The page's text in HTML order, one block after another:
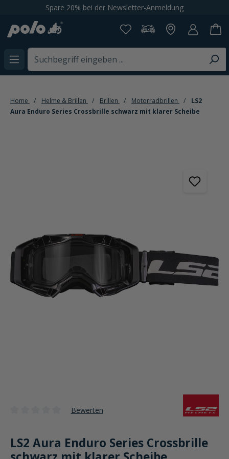
springenSpare 20% bei der Newsletter-Anmeldung
Home Helme & Brillen Brillen Motorradbrillen
LS2
Aura Enduro Series Crossbrille schwarz mit klarer Scheibe
Bewerten
LS2 Aura Enduro Series Crossbrille